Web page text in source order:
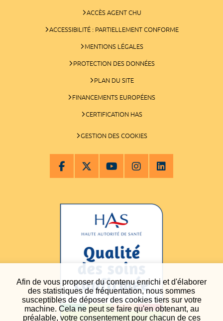
Afin de vous proposer du contenu enrichi et d'élaborer
des statistiques de fréquentation, nous sommes
susceptibles de déposer des cookies tiers sur votre
machine. Cela ne peut se faire qu'en obtenant, au
préalable, votre consentement pour chacun de ces
ACCÈS AGENT CHU
ACCESSIBILITÉ : PARTIELLEMENT CONFORME
MENTIONS LÉGALES
PROTECTION DES DONNÉES
PLAN DU SITE
FINANCEMENTS EUROPÉENS
CERTIFICATION HAS
GESTION DES COOKIES